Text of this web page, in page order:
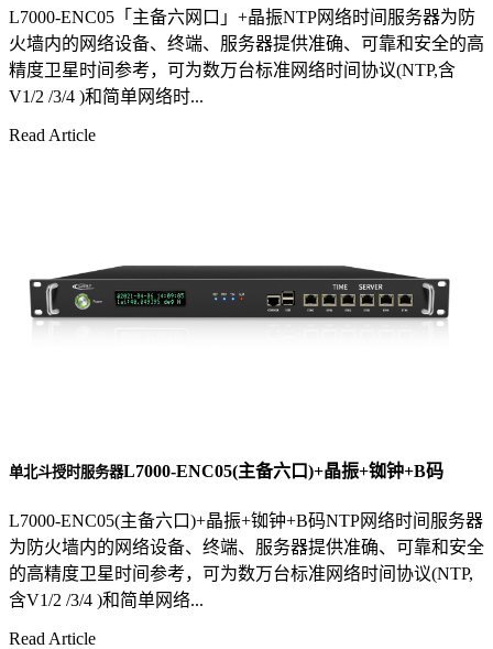
L7000-ENC05「主备六网口」+晶振NTP网络时间服务器为防
火墙内的网络设备、终端、服务器提供准确、可靠和安全的高
精度卫星时间参考，可为数万台标准网络时间协议(NTP,含
V1/2 /3/4 )和简单网络时...
Read Article
单北斗授时服务器L7000-ENC05(主备六口)+晶振+铷钟+B码
L7000-ENC05(主备六口)+晶振+铷钟+B码NTP网络时间服务器
为防火墙内的网络设备、终端、服务器提供准确、可靠和安全
的高精度卫星时间参考，可为数万台标准网络时间协议(NTP,
含V1/2 /3/4 )和简单网络...
Read Article